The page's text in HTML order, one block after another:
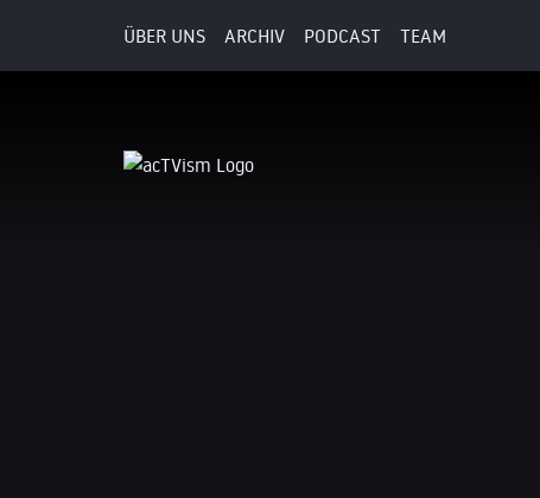
ÜBER UNS ARCHIV PODCAST TEAM